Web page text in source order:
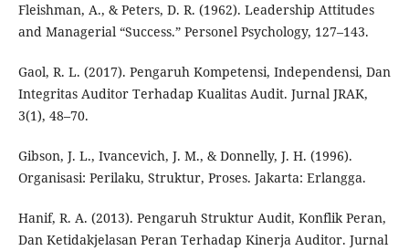
Fleishman, A., & Peters, D. R. (1962). Leadership Attitudes
and Managerial “Success.” Personel Psychology, 127–143.
Gaol, R. L. (2017). Pengaruh Kompetensi, Independensi, Dan
Integritas Auditor Terhadap Kualitas Audit. Jurnal JRAK,
3(1), 48–70.
Gibson, J. L., Ivancevich, J. M., & Donnelly, J. H. (1996).
Organisasi: Perilaku, Struktur, Proses. Jakarta: Erlangga.
Hanif, R. A. (2013). Pengaruh Struktur Audit, Konflik Peran,
Dan Ketidakjelasan Peran Terhadap Kinerja Auditor. Jurnal